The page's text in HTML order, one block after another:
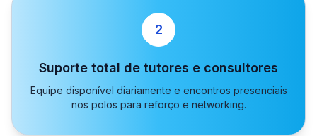
2
Suporte total de tutores e consultores
Equipe disponível diariamente e encontros presenciais
nos polos para reforço e networking.